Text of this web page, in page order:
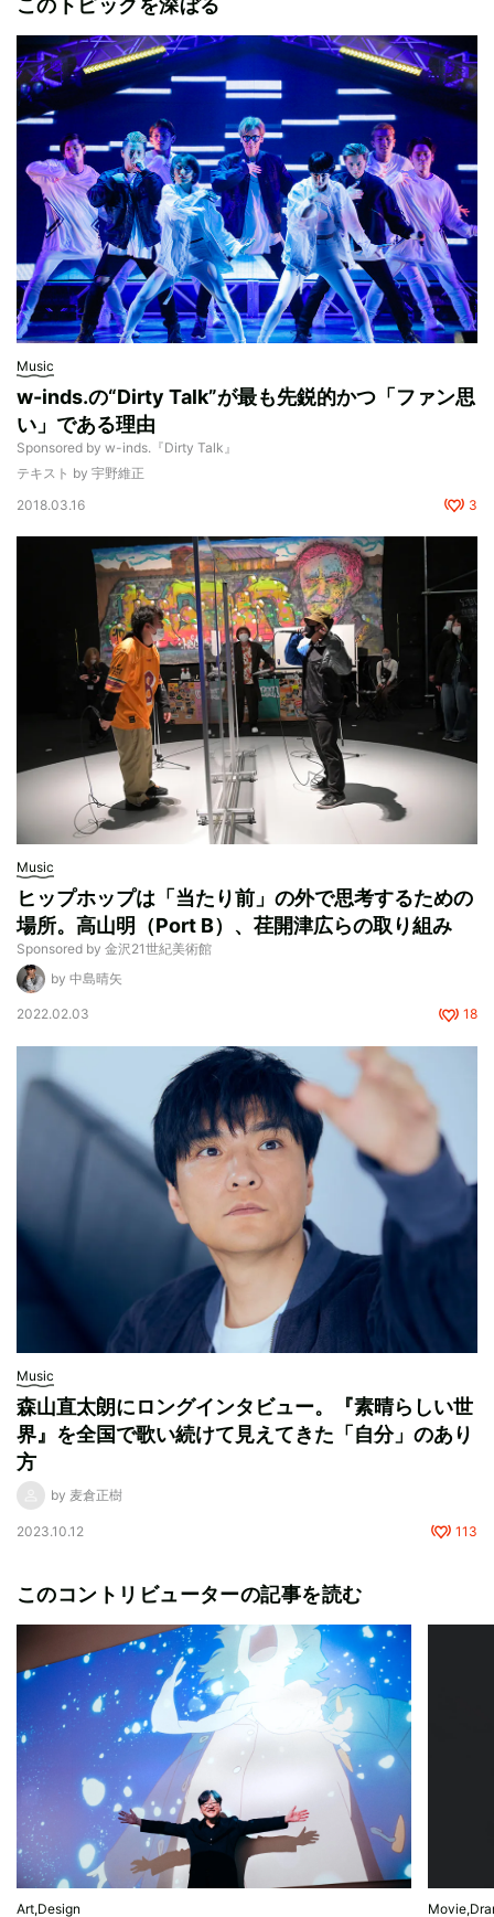
このトピックを深ぼる
Music
w-inds.の“Dirty Talk”が最も先鋭的かつ「ファン思
い」である理由
Sponsored by w-inds.『Dirty Talk』
テキスト by 宇野維正
2018.03.16
3
Music
ヒップホップは「当たり前」の外で思考するための
場所。高山明（Port B）、荏開津広らの取り組み
Sponsored by 金沢21世紀美術館
by 中島晴矢
2022.02.03 18
Music
森山直太朗にロングインタビュー。『素晴らしい世
界』を全国で歌い続けて見えてきた「自分」のあり
方
by 麦倉正樹
2023.10.12 113
このコントリビューターの記事を読む
Art,Design